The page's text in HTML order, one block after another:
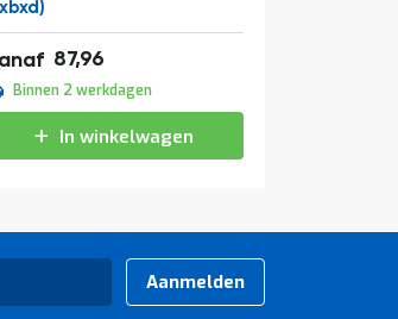
87,96
Binnen 2 werkdagen
In winkelwagen
Aanmelden